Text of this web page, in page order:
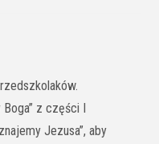
z części I
Jezusa”, aby